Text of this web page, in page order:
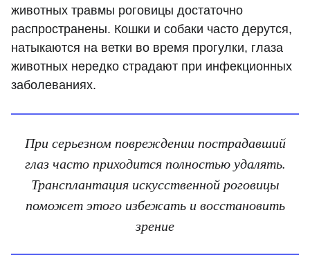
животных травмы роговицы достаточно
распространены. Кошки и собаки часто дерутся,
натыкаются на ветки во время прогулки, глаза
животных нередко страдают при инфекционных
заболеваниях.
При серьезном повреждении пострадавший
глаз часто приходится полностью удалять.
Трансплантация искусственной роговицы
поможет этого избежать и восстановить
зрение